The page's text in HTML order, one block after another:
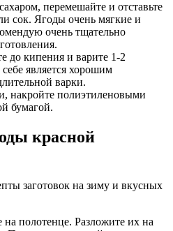
перемешайте и отставьте
сок. Ягоды очень мягкие и
очень тщательно
до кипения и варите 1-2
является хорошим
варки.
накройте полиэтиленовыми
бумагой.
красной
полотенце. Разложите их на